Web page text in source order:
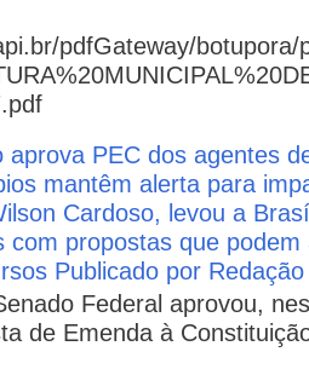
pdfGateway/
aprova PEC dos agentes
mantêm alerta para
Cardoso, levou a
com propostas que
Publicado por
Federal aprovou,
de Emenda à